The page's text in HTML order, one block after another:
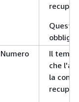
Questo
Numero
Il
che
la